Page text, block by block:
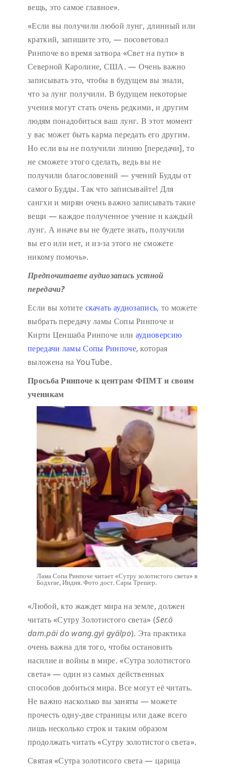
вещь, это самое главное».
«Если вы получили любой лунг, длинный или
краткий, запишите это, — посоветовал
Ринпоче во время затвора «Свет на пути» в
Северной Каролине, США. — Очень важно
записывать это, чтобы в будущем вы знали,
что за лунг получили. В будущем некоторые
учения могут стать очень редкими, и другим
людям понадобиться ваш лунг. В этот момент
у вас может быть карма передать его другим.
Но если вы не получили линию [передачи], то
не сможете этого сделать, ведь вы не
получили благословений — учений Будды от
самого Будды. Так что записывайте! Для
сангхи и мирян очень важно записывать такие
вещи — каждое полученное учение и каждый
лунг. А иначе вы не будете знать, получили
вы его или нет, и из-за этого не сможете
никому помочь».
Предпочитаете аудиозапись устной
передачи?
Если вы хотите скачать аудиозапись, то можете
выбрать передачу ламы Сопы Ринпоче и
Кирти Ценшаба Ринпоче или аудиоверсию
передачи ламы Сопы Ринпоче, которая
выложена на YouTube.
Просьба Ринпоче к центрам ФПМТ и своим
ученикам
Лама Сопа Ринпоче читает «Сутру золотистого света» в
Бодхгае, Индия. Фото дост. Сары Трешер.
«Любой, кто жаждет мира на земле, должен
читать «Сутру Золотистого света» (Ser.ö
dam.päi do wang.gyi gyälpo). Эта практика
очень важна для того, чтобы остановить
насилие и войны в мире. «Сутра золотистого
света» — один из самых действенных
способов добиться мира. Все могут её читать.
Не важно насколько вы заняты — можете
прочесть одну-две страницы или даже всего
лишь несколько строк и таким образом
продолжать читать «Сутру золотистого света».
Святая «Сутра золотисого света — царица